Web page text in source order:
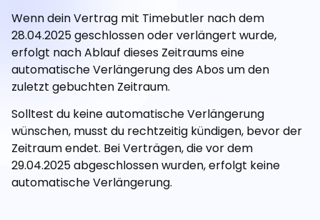
Wenn dein Vertrag mit Timebutler nach dem
28.04.2025 geschlossen oder verlängert wurde,
erfolgt nach Ablauf dieses Zeitraums eine
automatische Verlängerung des Abos um den
zuletzt gebuchten Zeitraum.
Solltest du keine automatische Verlängerung
wünschen, musst du rechtzeitig kündigen, bevor der
Zeitraum endet. Bei Verträgen, die vor dem
29.04.2025 abgeschlossen wurden, erfolgt keine
automatische Verlängerung.